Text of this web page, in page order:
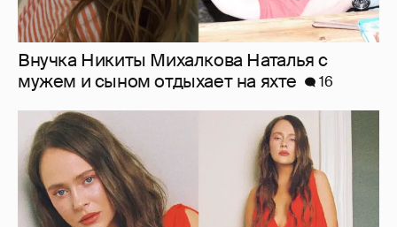
Внучка Никиты Михалкова Наталья с
мужем и сыном отдыхает на яхте
16